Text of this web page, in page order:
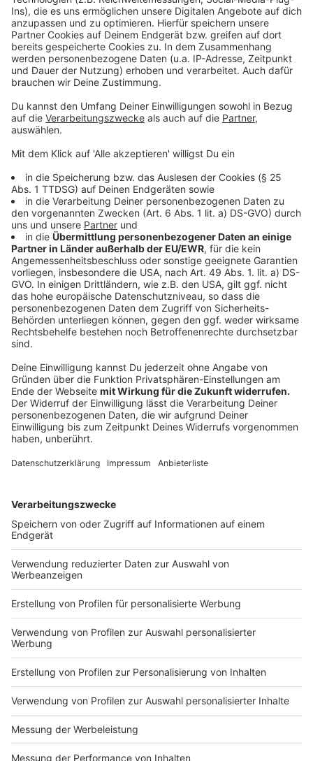
In Lotte: 6 Person (6)
In Metelen: 0 Personen (0)
In Mettingen: 0 Personen (0)
In Neuenkirchen: 2 Personen (2)
In Nordwalde: 1 Person (1)
In Ochtrup: 2 Personen (2)
In Recke: 1 Person (1)
In Rheine: 17 Personen (17)
In Saerbeck: 1 Personen (1)
In Steinfurt: 9 Personen (8)
In Tecklenburg: 1 Personen (1)
In Westerkappeln: 1 Personen (1)
Anzeige
11:48 Uhr - Münster: Klagen gegen Maskenpflicht
Landesregierung hatte zum Schulstart heute eine
Maskenpflicht für weiterführende Schulen eingeführt.
Dagegen klagen eine Familie aus Euskirchen und ein
Schüler aus Nettetal. Wann das Gericht in Münster
entscheidet, ist noch offen.
Anzeige
10:59 Uhr - Region: Diskussion um Schulstart
Im NRW-Teil unserer Region hat die Schule wieder
begonnen - mit Unterricht in der ganzen Klasse und mit
einer Maskenpflicht ab Klasse ab fünf. Außerdem sind
die Lehrer aufgefordert, regelmäßig zu lüften. Einige
Lehrer- und Elternverbände haben Zweifel, ob so ein